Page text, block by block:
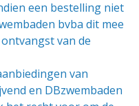
een bestelling niet
bvba dit mee
van de
van
en DBzwembaden